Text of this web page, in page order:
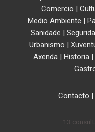
Comercio |
Medio Ambiente |
Sanidade |
Urbanismo |
Axenda | Historia |
Contacto |
13